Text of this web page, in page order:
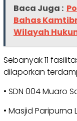
Baca Juga :
Bahas
Wilayah
Sebanyak 11
dilaporkan
• SDN 004 Muaro
• Masjid Paripurna